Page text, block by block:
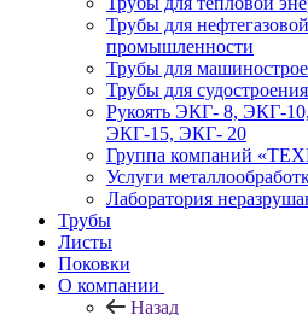
Трубы для
промышленности
Трубы для
Трубы для судостроения
Рукоять ЭКГ- 8, ЭКГ-
ЭКГ-15, ЭКГ- 20
Группа компаний
Услуги
Лаборатория
Трубы
Листы
Поковки
О компании
Назад